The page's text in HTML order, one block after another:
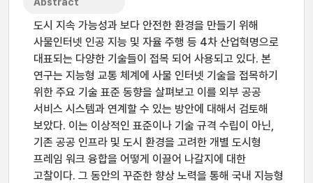
도시 지속 가능성과 보다 안전한 환경을 만들기 위해
사물인터넷 인공 지능 및 자율 주행 등 4차 산업혁명으로
대표되는 다양한 기술들이 접목 되어 사용되고 있다. 본
연구는 지능형 교통 체계에 사물 인터넷 기술을 접목하기
위한 주요 기술 표준 동향을 살펴보고 이를 외부 공공
서비스 시스템과 연계할 수 있는 방안에 대해서 검토해
보았다. 이는 이상적인 표준이나 기술 규격 수립이 아닌,
기존 공공 인프라 및 도시 환경을 고려한 개별 도시형
프레임 워크 융합을 어떻게 이끌어 나갈지에 대한
고찰이다. 그 동안의 꾸준한 향상 노력을 통해 국내 지능형